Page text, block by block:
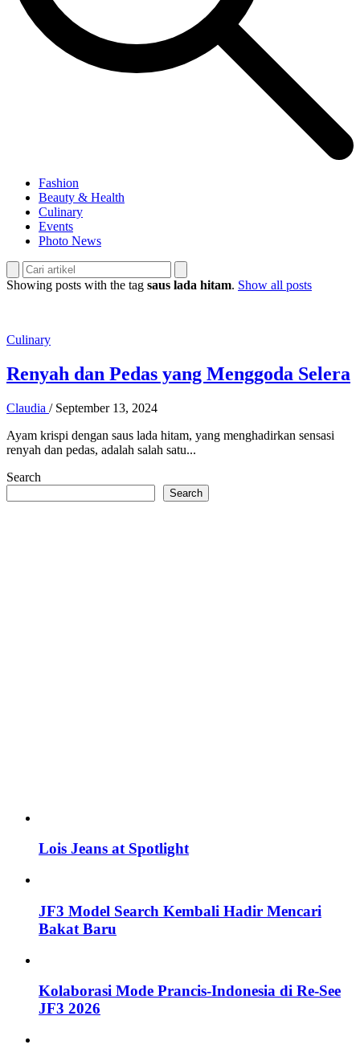
Fashion
Beauty & Health
Culinary
Events
Photo News
Showing posts with the tag saus lada hitam. Show all posts
Culinary
Renyah dan Pedas yang Menggoda Selera
Claudia / September 13, 2024
Ayam krispi dengan saus lada hitam, yang menghadirkan sensasi
renyah dan pedas, adalah salah satu...
Search
Search
Lois Jeans at Spotlight
JF3 Model Search Kembali Hadir Mencari
Bakat Baru
Kolaborasi Mode Prancis-Indonesia di Re-See
JF3 2026